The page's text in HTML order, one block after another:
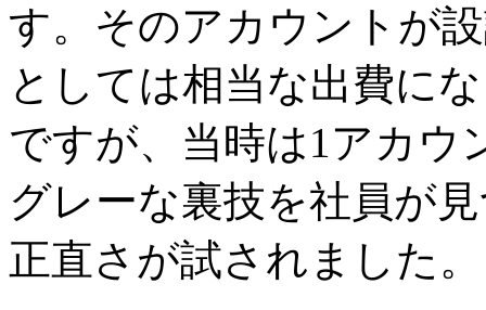
す。そのアカウントが
としては相当な出費に
ですが、当時は1アカウ
グレーな裏技を社員が
正直さが試されました。